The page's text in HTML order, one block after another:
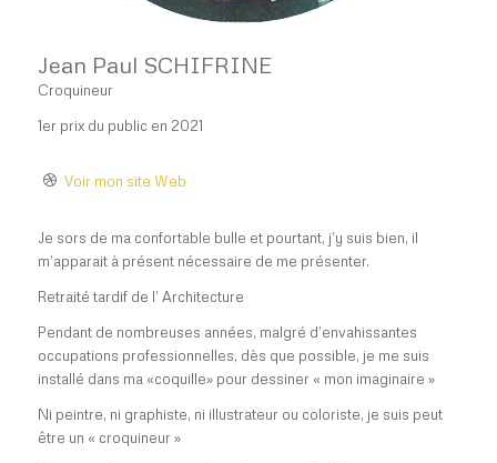
Jean Paul SCHIFRINE
Croquineur
1er prix du public en 2021
Voir mon site Web
Je sors de ma confortable bulle et pourtant, j’y suis bien, il
m’apparait à présent nécessaire de me présenter.
Retraité tardif de l’ Architecture
Pendant de nombreuses années, malgré d’envahissantes
occupations professionnelles, dès que possible, je me suis
installé dans ma «coquille» pour dessiner « mon imaginaire »
Ni peintre, ni graphiste, ni illustrateur ou coloriste, je suis peut
être un « croquineur »